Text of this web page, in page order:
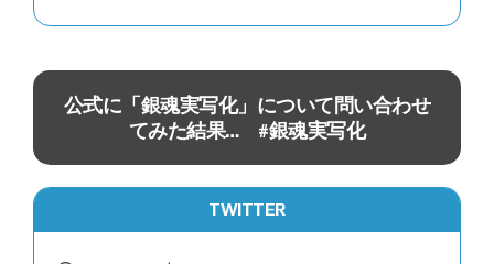
公式に「銀魂実写化」について問い合わせ
てみた結果… #銀魂実写化
TWITTER